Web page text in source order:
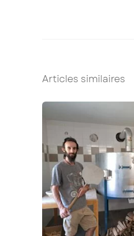
Articles similaires